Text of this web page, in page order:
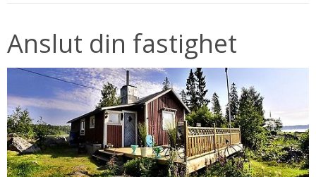
Anslut din fastighet